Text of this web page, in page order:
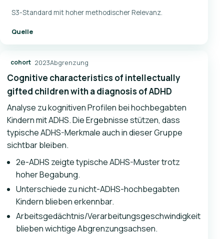
S3-Standard mit hoher methodischer Relevanz.
Quelle
cohort 2023Abgrenzung
Cognitive characteristics of intellectually
gifted children with a diagnosis of ADHD
Analyse zu kognitiven Profilen bei hochbegabten
Kindern mit ADHS. Die Ergebnisse stützen, dass
typische ADHS-Merkmale auch in dieser Gruppe
sichtbar bleiben.
2e-ADHS zeigte typische ADHS-Muster trotz
hoher Begabung.
Unterschiede zu nicht-ADHS-hochbegabten
Kindern blieben erkennbar.
Arbeitsgedächtnis/Verarbeitungsgeschwindigkeit
blieben wichtige Abgrenzungsachsen.